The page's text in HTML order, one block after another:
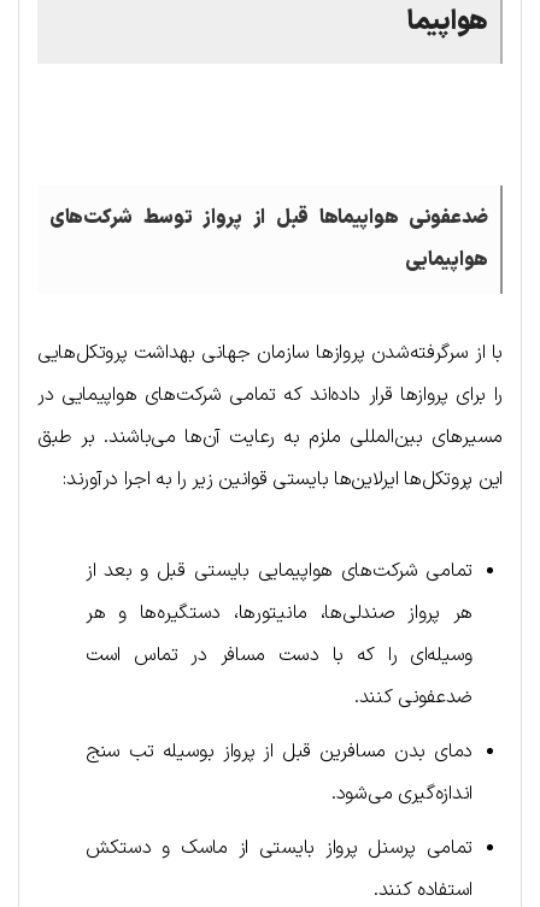
هواپیما
ضدعفونی هواپیماها قبل از پرواز توسط شرکت‌های
هواپیمایی
با از سرگرفته‌شدن پروازها سازمان جهانی بهداشت پروتکل‌هایی
را برای پروازها قرار داده‌اند که تمامی شرکت‌های هواپیمایی در
مسیرهای بین‌المللی ملزم به رعایت آن‌ها می‌باشند. بر طبق
این پروتکل‌ها ایرلاین‌ها بایستی قوانین زیر را به اجرا درآورند:
تمامی شرکت‌های هواپیمایی بایستی قبل و بعد از
هر پرواز صندلی‌ها، مانیتورها، دستگیره‌ها و هر
وسیله‌ای را که با دست مسافر در تماس است
ضدعفونی کنند.
دمای بدن مسافرین قبل از پرواز بوسیله تب سنج
اندازه‌گیری می‌شود.
تمامی پرسنل پرواز بایستی از ماسک و دستکش
استفاده کنند.